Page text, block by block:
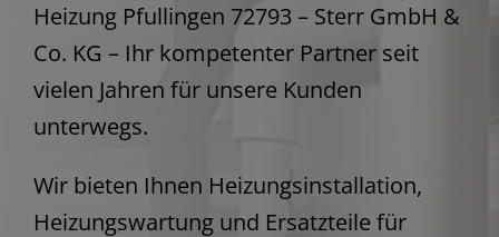
Jobs
(07121) 93 07 26-0
Heizung Pfullingen 72793 – Sterr GmbH &
Co. KG – Ihr kompetenter Partner seit
vielen Jahren für unsere Kunden
unterwegs.
Wir bieten Ihnen Heizungsinstallation,
Heizungswartung und Ersatzteile für